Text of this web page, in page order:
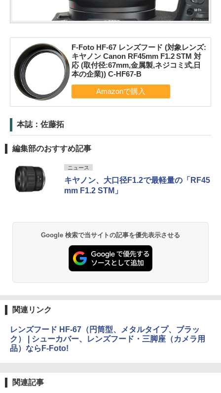
F-Foto HF-67 レンズフード (対象レンズ:
キヤノン Canon RF45mm F1.2 STM 対
応 (取付径:67mm,金属製,ネジコミ式,日
本の企業)) C-HF67-B
本誌：佐藤拓
編集部のおすすめ記事
ニュース
キヤノン、大口径F1.2で最軽量の「RF45
mm F1.2 STM」
Google 検索で当サイトの記事を優先表示させる
関連リンク
レンズフード HF-67（円筒型、メタルタイプ、ブラッ
ク） | シューカバー、レンズフード・三脚座（カメラ用
品）ならF-Foto!
関連記事